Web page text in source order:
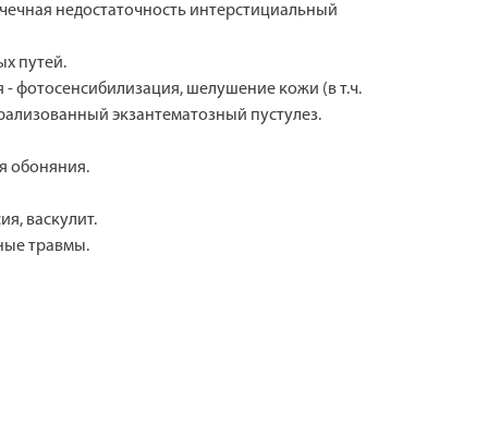
недостаточность интерстициальный
путей.
фотосенсибилизация, шелушение кожи (в т.ч.
экзантематозный пустулез.
обоняния.
васкулит.
травмы.